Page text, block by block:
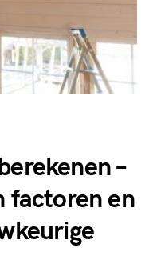
–
factoren en